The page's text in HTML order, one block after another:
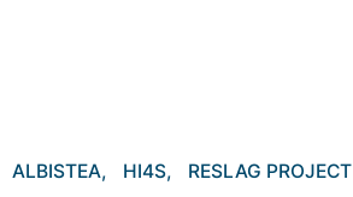
ALBISTEA HI4S RESLAG PROJECT